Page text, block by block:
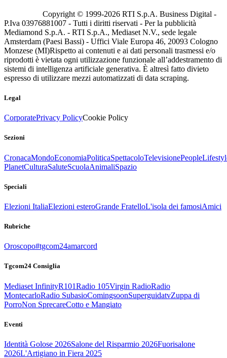
Copyright © 1999-2026 RTI S.p.A. Business Digital -
P.Iva 03976881007 - Tutti i diritti riservati - Per la pubblicità
Mediamond S.p.A. - RTI S.p.A., Mediaset N.V., sede legale
Amsterdam (Paesi Bassi) - Uffici Viale Europa 46, 20093 Cologno
Monzese (MI)Rispetto ai contenuti e ai dati personali trasmessi e/o
riprodotti è vietata ogni utilizzazione funzionale all’addestramento di
sistemi di intelligenza artificiale generativa. È altresì fatto divieto
espresso di utilizzare mezzi automatizzati di data scraping.
Legal
CorporatePrivacy PolicyCookie Policy
Sezioni
CronacaMondoEconomiaPoliticaSpettacoloTelevisionePeople
PlanetCulturaSaluteScuolaAnimaliSpazio
Speciali
Elezioni ItaliaElezioni esteroGrande FratelloL'isola dei famosiAmici
Rubriche
Oroscopo#tgcom24amarcord
Tgcom24 Consiglia
Mediaset InfinityR101Radio 105Virgin RadioRadio
MontecarloRadio SubasioComingsoonSuperguidatvZuppa di
PorroNon SprecareCotto e Mangiato
Eventi
Identità Golose 2026Salone del Risparmio 2026Fuorisalone
2026L'Artigiano in Fiera 2025